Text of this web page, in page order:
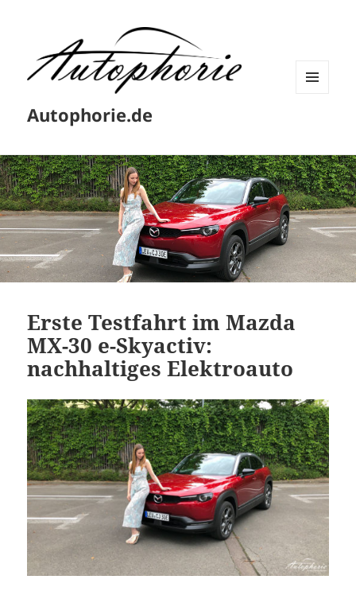
Autophorie.de
Erste Testfahrt im Mazda
MX-30 e-Skyactiv:
nachhaltiges Elektroauto